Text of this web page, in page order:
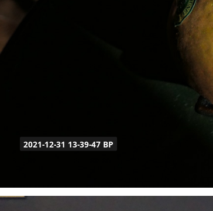
2021-12-31 13-39-47 BP